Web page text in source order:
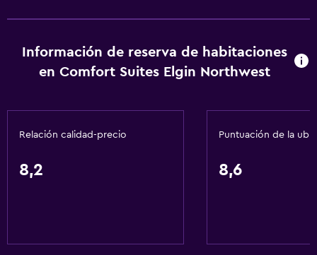
Accesibilidad y adecuación
Mascotas permitidas bajo consulta (pueden aplicar cargos
Accesibilidad
Ascensor
Para no fumadores
Áreas designadas para fumadores
Información de reserva de habitaciones
en Comfort Suites Elgin Northwest
Relación calidad-precio
8,2
Puntuación de la
8,6